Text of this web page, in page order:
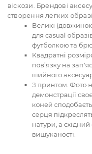
віскози. Брендові
створення легких
Великі
для casual
футболкою та
Квадратні
пов’язку на
шийного
З принтом. Фото
демонстрації
коней
серця
натури, а
вишуканості.